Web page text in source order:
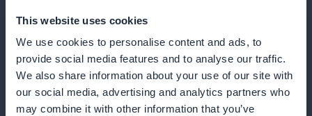
This website uses cookies
We use cookies to personalise content and ads, to
provide social media features and to analyse our traffic.
We also share information about your use of our site with
our social media, advertising and analytics partners who
may combine it with other information that you’ve
Typografiske ressourcer
Uddyb din viden om skrifttyper og typografiske